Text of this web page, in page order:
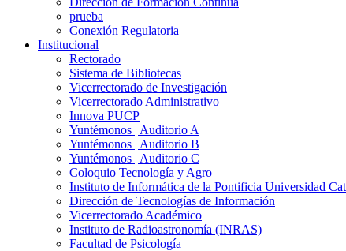
prueba
Conexión Regulatoria
Institucional
Rectorado
Sistema de Bibliotecas
Vicerrectorado de Investigación
Vicerrectorado Administrativo
Innova PUCP
Yuntémonos | Auditorio A
Yuntémonos | Auditorio B
Yuntémonos | Auditorio C
Coloquio Tecnología y Agro
Instituto de Informática de la Pontificia Universidad
Dirección de Tecnologías de Información
Vicerrectorado Académico
Instituto de Radioastronomía (INRAS)
Facultad de Psicología